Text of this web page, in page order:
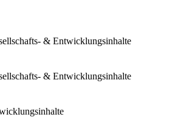
& Entwicklungsinhalte
& Entwicklungsinhalte